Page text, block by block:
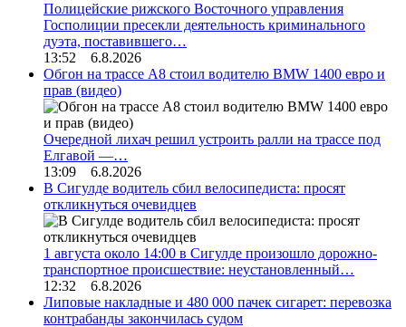
Полицейские рижского Восточного управления
Госполиции пресекли деятельность криминального
дуэта, поставившего…
13:52 6.8.2026
Обгон на трассе А8 стоил водителю BMW 1400 евро и
прав (видео)
Очередной лихач решил устроить ралли на трассе под
Елгавой —…
13:09 6.8.2026
В Сигулде водитель сбил велосипедиста: просят
откликнуться очевидцев
1 августа около 14:00 в Сигулде произошло дорожно-
транспортное происшествие: неустановленный…
12:32 6.8.2026
Липовые накладные и 480 000 пачек сигарет: перевозка
контрабанды закончилась судом